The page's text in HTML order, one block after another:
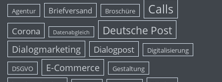
Agentur Briefversand Broschüre Calls
Corona Datenabgleich Deutsche Post
Dialogmarketing Dialogpost Digitalisierung
DSGVO E-Commerce
Gestaltung